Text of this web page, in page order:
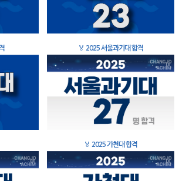
🏅 2025 서울과기대 합격
🏅 2025 가천대 합격